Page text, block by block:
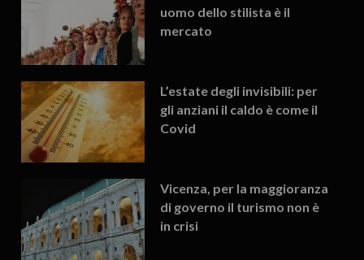
uomo dello stilista è il
mercato
L’estate degli invisibili: per
gli anziani il caldo è come il
Covid
Vicenza, per la maggioranza
di governo il turismo non è
in crisi